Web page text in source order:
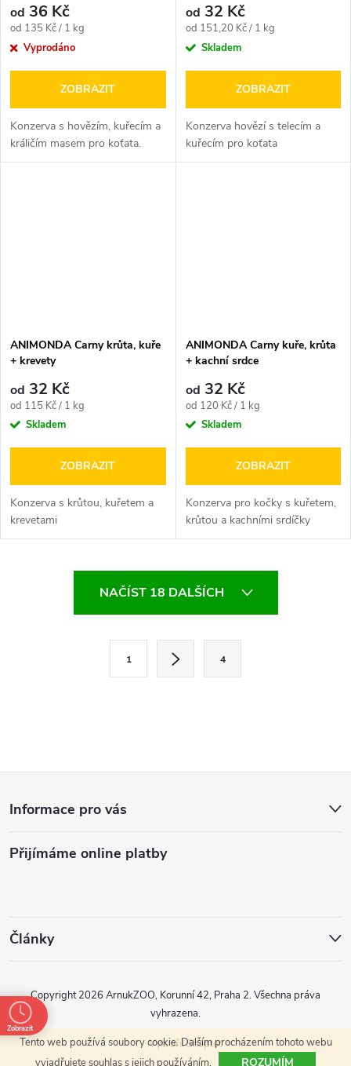
Tento web používá soubory cookie. Dalším procházením tohoto webu
vyjadřujete souhlas s jejich používáním.
ROZUMÍM
od 36 Kč
Měrná
cena:
od 135 Kč / 1 kg
Vyprodáno
ZOBRAZIT
Konzerva s hovězím, kuřecím a
králičím masem pro koťata.
od 32 Kč
Měrná
cena:
od 151,20 Kč / 1 kg
Skladem
ZOBRAZIT
Konzerva hovězí s telecím a
kuřecím pro koťata
ANIMONDA Carny krůta, kuře
+ krevety
od 32 Kč
Měrná
cena:
od 115 Kč / 1 kg
Skladem
ZOBRAZIT
Konzerva s krůtou, kuřetem a
krevetami
ANIMONDA Carny kuře, krůta
+ kachní srdce
od 32 Kč
Měrná
cena:
od 120 Kč / 1 kg
Skladem
ZOBRAZIT
Konzerva pro kočky s kuřetem,
krůtou a kachními srdíčky
c
í
r
k
v
ý
p
NAČÍST 18 DALŠÍCH
v
n
1 4
p
í
Informace pro vás
Přijímáme online platby
Články
Vytvořil Shoptet
Copyright 2026 ArnukZOO, Korunní 42, Praha 2. Všechna práva
vyhrazena.
Zobrazit